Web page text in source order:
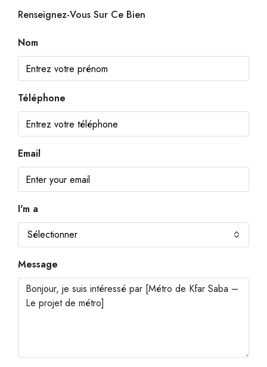
Renseignez-Vous Sur Ce Bien
Nom
Téléphone
Email
I'm a
Sélectionner
Message